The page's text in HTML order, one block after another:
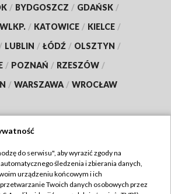
/ BYDGOSZCZ / GDAŃSK /
/ KATOWICE / KIELCE /
/ LUBLIN / ŁÓDŹ / OLSZTYN /
/ POZNAŃ / RZESZÓW /
/ WARSZAWA / WROCŁAW
TVP
Regulamin TVP
do serwisu", aby wyrazić zgody na
śledzenia i zbierania danych,
urządzeniu końcowym i ich
Twoich danych osobowych przez